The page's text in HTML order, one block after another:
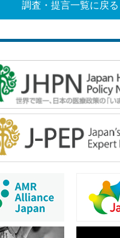
調査・提言一覧に戻る